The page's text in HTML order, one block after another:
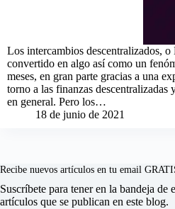
Los intercambios descentralizados,
convertido en algo así como un
meses, en gran parte gracias a una
torno a las finanzas descentralizadas
en general. Pero los…
18 de junio de 2021
Recibe nuevos artículos en tu email
Suscríbete para tener en la bandeja de
artículos que se publican en este blog.